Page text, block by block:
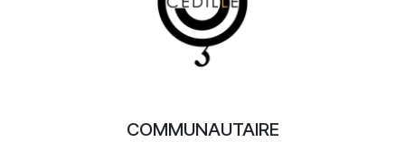
COMMUNAUTAIRE